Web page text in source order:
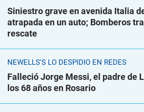
Siniestro grave en avenida Italia
atrapada en un auto; Bomberos
rescate
NEWELLS'S LO DESPIDIÓ EN REDES
Falleció Jorge Messi, el padre de
los 68 años en Rosario